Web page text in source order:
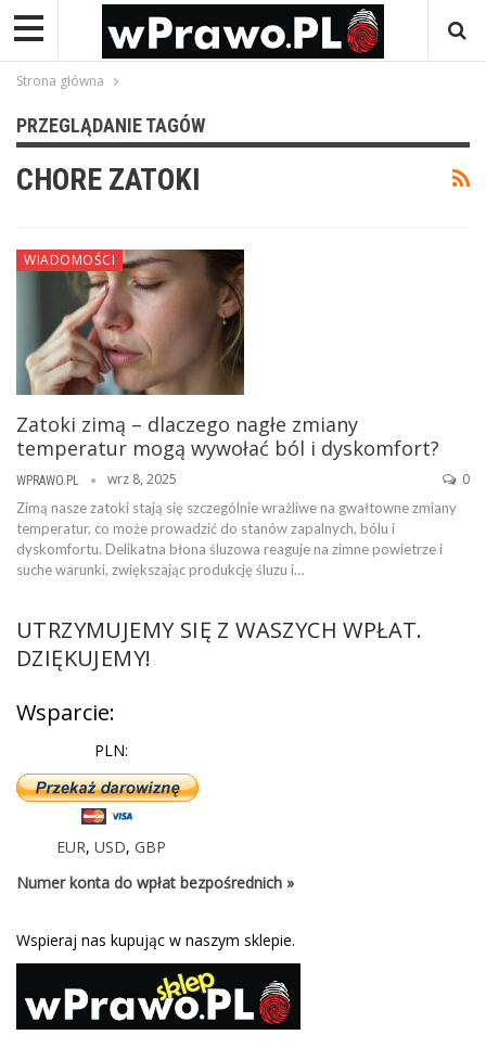
Strona główna
PRZEGLĄDANIE TAGÓW
CHORE ZATOKI
WIADOMOŚCI
Zatoki zimą – dlaczego nagłe zmiany
temperatur mogą wywołać ból i dyskomfort?
WPRAWO.PL wrz 8, 2025 0
Zimą nasze zatoki stają się szczególnie wrażliwe na gwałtowne zmiany
temperatur, co może prowadzić do stanów zapalnych, bólu i
dyskomfortu. Delikatna błona śluzowa reaguje na zimne powietrze i
suche warunki, zwiększając produkcję śluzu i…
UTRZYMUJEMY SIĘ Z WASZYCH WPŁAT.
DZIĘKUJEMY!
Wsparcie:
PLN:
EUR, USD, GBP
Numer konta do wpłat bezpośrednich »
Wspieraj nas kupując w naszym sklepie.